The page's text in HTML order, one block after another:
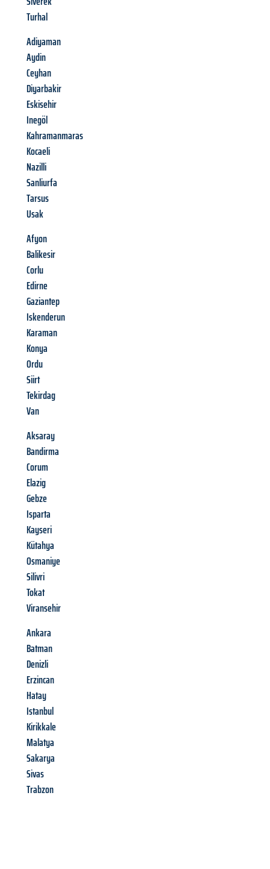
Turhal
Adiyaman
Aydin
Ceyhan
Diyarbakir
Eskisehir
Inegöl
Kahramanmaras
Kocaeli
Nazilli
Sanliurfa
Tarsus
Usak
Afyon
Balikesir
Corlu
Edirne
Gaziantep
Iskenderun
Karaman
Konya
Ordu
Siirt
Tekirdag
Van
Aksaray
Bandirma
Corum
Elazig
Gebze
Isparta
Kayseri
Kütahya
Osmaniye
Silivri
Tokat
Viransehir
Ankara
Batman
Denizli
Erzincan
Hatay
Istanbul
Kirikkale
Malatya
Sakarya
Sivas
Trabzon